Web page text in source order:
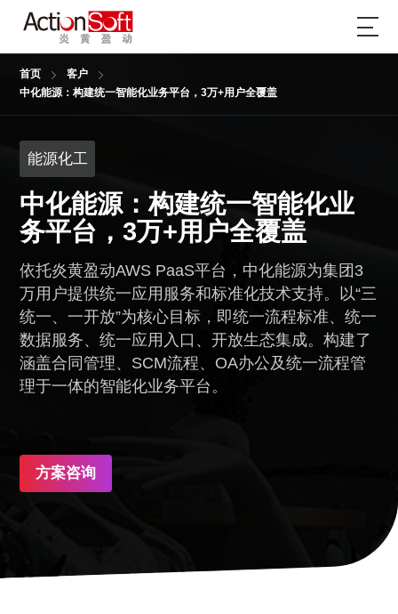
首页
客户
中化能源：构建统一智能化业务平台，3万+用户全覆盖
能源化工
中化能源：构建统一智能化业
务平台，3万+用户全覆盖
依托炎黄盈动AWS PaaS平台，中化能源为集团3
万用户提供统一应用服务和标准化技术支持。以“三
统一、一开放”为核心目标，即统一流程标准、统一
数据服务、统一应用入口、开放生态集成。构建了
涵盖合同管理、SCM流程、OA办公及统一流程管
理于一体的智能化业务平台。
方案咨询